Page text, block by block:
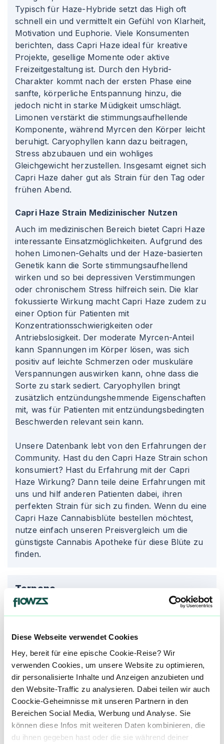
Diese Webseite verwendet Cookies
Hey, bereit für eine epische Cookie-Reise? Wir
verwenden Cookies, um unsere Website zu optimieren,
dir personalisierte Inhalte und Anzeigen anzubieten und
den Website-Traffic zu analysieren. Dabei teilen wir auch
Coockie-Geheimnisse mit unseren Partnern in den
Bereichen Social Media, Werbung und Analyse. Sie
können diese Infos mit weiteren Daten kombinieren, die
du ihnen gegeben hast oder die sie während deiner
Typisch für Haze-Hybride setzt das High oft
schnell ein und vermittelt ein Gefühl von Klarheit,
Motivation und Euphorie. Viele Konsumenten
berichten, dass Capri Haze ideal für kreative
Projekte, gesellige Momente oder aktive
Freizeitgestaltung ist. Durch den Hybrid-
Charakter kommt nach der ersten Phase eine
sanfte, körperliche Entspannung hinzu, die
jedoch nicht in starke Müdigkeit umschlägt.
Limonen verstärkt die stimmungsaufhellende
Komponente, während Myrcen den Körper leicht
beruhigt. Caryophyllen kann dazu beitragen,
Stress abzubauen und ein wohliges
Gleichgewicht herzustellen. Insgesamt eignet sich
Capri Haze daher gut als Strain für den Tag oder
frühen Abend.
Capri Haze Strain Medizinischer Nutzen
Auch im medizinischen Bereich bietet Capri Haze
interessante Einsatzmöglichkeiten. Aufgrund des
hohen Limonen-Gehalts und der Haze-basierten
Genetik kann die Sorte stimmungsaufhellend
wirken und so bei depressiven Verstimmungen
oder chronischem Stress hilfreich sein. Die klar
fokussierte Wirkung macht Capri Haze zudem zu
einer Option für Patienten mit
Konzentrationsschwierigkeiten oder
Antriebslosigkeit. Der moderate Myrcen-Anteil
kann Spannungen im Körper lösen, was sich
positiv auf leichte Schmerzen oder muskuläre
Verspannungen auswirken kann, ohne dass die
Sorte zu stark sediert. Caryophyllen bringt
zusätzlich entzündungshemmende Eigenschaften
mit, was für Patienten mit entzündungsbedingten
Beschwerden relevant sein kann.
Unsere Datenbank lebt von den Erfahrungen der
Community. Hast du den Capri Haze Strain schon
konsumiert? Hast du Erfahrung mit der Capri
Haze Wirkung? Dann teile deine Erfahrungen mit
uns und hilf anderen Patienten dabei, ihren
perfekten Strain für sich zu finden. Wenn du eine
Capri Haze Cannabisblüte bestellen möchtest,
nutze einfach unseren Preisvergleich um die
günstigste Cannabis Apotheke für diese Blüte zu
finden.
Terpene
Jedes Terpen hat seine eigene charakteristische
beitragen.
My Myrcen
Li Limonen
Be Beta-Caryophyllen